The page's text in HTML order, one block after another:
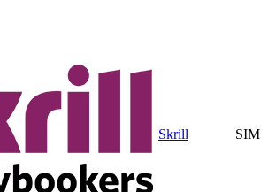
Skrill SIM